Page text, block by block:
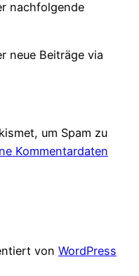
nachfolgende
neue Beiträge via
um Spam zu
Kommentardaten
von WordPress